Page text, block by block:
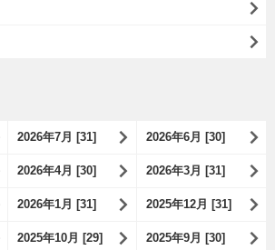
2026年7月 [31] 2026年6月 [30]
2026年4月 [30] 2026年3月 [31]
2026年1月 [31] 2025年12月 [31]
2025年10月 [29] 2025年9月 [30]